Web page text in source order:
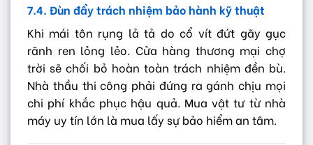
7.4. Đùn đẩy trách nhiệm bảo hành kỹ thuật
Khi mái tôn rụng lả tả do cổ vít đứt gãy gục
rãnh ren lỏng lẻo. Cửa hàng thương mại chợ
trời sẽ chối bỏ hoàn toàn trách nhiệm đền bù.
Nhà thầu thi công phải đứng ra gánh chịu mọi
chi phí khắc phục hậu quả. Mua vật tư từ nhà
máy uy tín lớn là mua lấy sự bảo hiểm an tâm.